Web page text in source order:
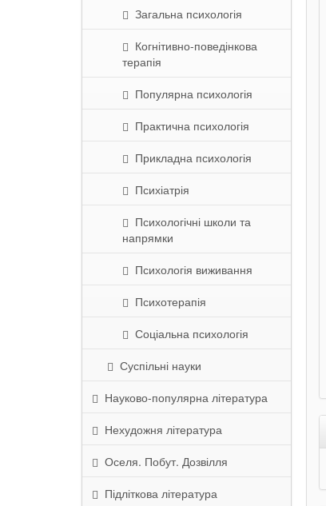
Загальна психологія
Когнітивно-поведінкова
терапія
Популярна психологія
Практична психологія
Прикладна психологія
Психіатрія
Психологічні школи та
напрямки
Психологія виживання
Психотерапія
Соціальна психологія
Суспільні науки
Науково-популярна література
Нехудожня література
Оселя. Побут. Дозвілля
Підліткова література
290 грн.
Сонечко. Ранок